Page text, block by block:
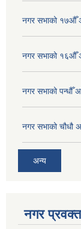
नगर सभाको १७औँ
नगर सभाको १६औँ
नगर सभाको पन्धौँ
नगर सभाको चौधौ
अन्य
नगर